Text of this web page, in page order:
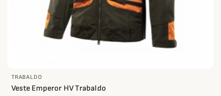
TRABALDO
Veste Emperor HV Trabaldo